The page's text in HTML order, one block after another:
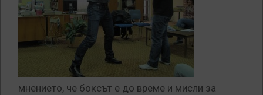
мнението, че боксът е до време и мисли за